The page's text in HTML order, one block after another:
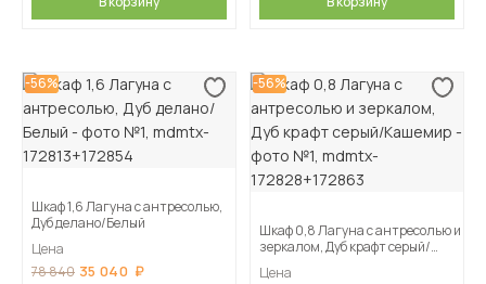
-56%
Шкаф 1,6 Лагуна с антресолью,
Дуб делано/Белый
Цена
78 840 35 040
-56%
Шкаф 0,8 Лагуна с антресолью и
зеркалом, Дуб крафт серый/
Цена